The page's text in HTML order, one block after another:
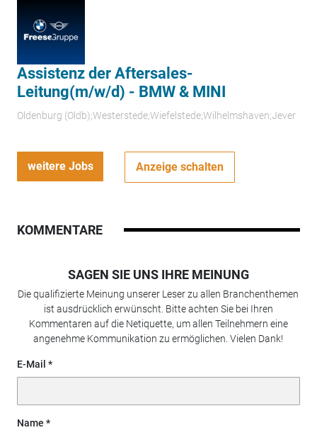
Assistenz der Aftersales-
Leitung(m/w/d) - BMW & MINI
Oldenburg (Oldb);Westerstede;Wiefelstede;Wilhelmshaven;Jever
weitere Jobs Anzeige schalten
KOMMENTARE
SAGEN SIE UNS IHRE MEINUNG
Die qualifizierte Meinung unserer Leser zu allen Branchenthemen
ist ausdrücklich erwünscht. Bitte achten Sie bei Ihren
Kommentaren auf die Netiquette, um allen Teilnehmern eine
angenehme Kommunikation zu ermöglichen. Vielen Dank!
E-Mail
Name